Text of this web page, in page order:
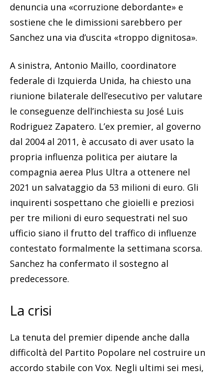
denuncia una «corruzione debordante» e
sostiene che le dimissioni sarebbero per
Sanchez una via d’uscita «troppo dignitosa».
A sinistra, Antonio Maillo, coordinatore
federale di Izquierda Unida, ha chiesto una
riunione bilaterale dell’esecutivo per valutare
le conseguenze dell’inchiesta su José Luis
Rodriguez Zapatero. L’ex premier, al governo
dal 2004 al 2011, è accusato di aver usato la
propria influenza politica per aiutare la
compagnia aerea Plus Ultra a ottenere nel
2021 un salvataggio da 53 milioni di euro. Gli
inquirenti sospettano che gioielli e preziosi
per tre milioni di euro sequestrati nel suo
ufficio siano il frutto del traffico di influenze
contestato formalmente la settimana scorsa.
Sanchez ha confermato il sostegno al
predecessore.
La crisi
La tenuta del premier dipende anche dalla
difficoltà del Partito Popolare nel costruire un
accordo stabile con Vox. Negli ultimi sei mesi,